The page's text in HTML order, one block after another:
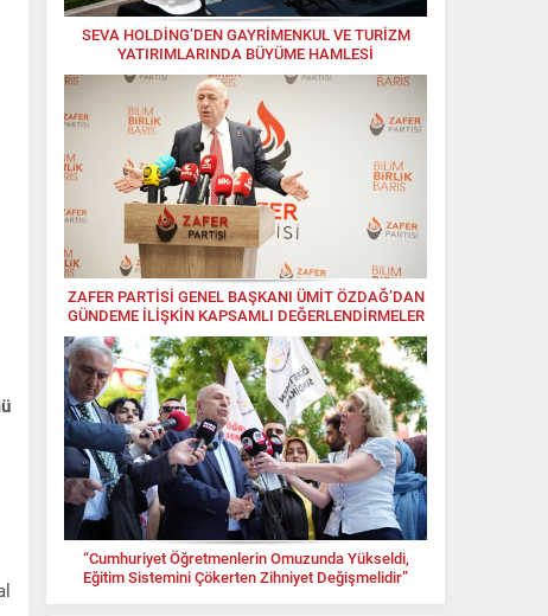
SEVA HOLDİNG’DEN GAYRİMENKUL VE TURİZM
YATIRIMLARINDA BÜYÜME HAMLESİ
ZAFER PARTİSİ GENEL BAŞKANI ÜMİT ÖZDAĞ’DAN
GÜNDEME İLİŞKİN KAPSAMLI DEĞERLENDİRMELER
“Cumhuriyet Öğretmenlerin Omuzunda Yükseldi,
Eğitim Sistemini Çökerten Zihniyet Değişmelidir”